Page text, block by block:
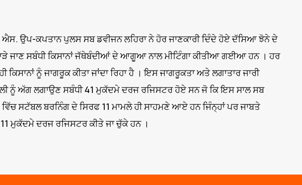
ਉਪ-ਕਪਤਾਨ ਪੁਲਸ ਸਬ ਡਵੀਜਨ ਲਹਿਰਾ ਨੇ ਹੋਰ ਜਾਣਕਾਰੀ ਦਿੰਦੇ ਹੋਏ ਦੱਸਿਆ ਝੋਨੇ ਦੇ
ਜਾਣ ਸਬੰਧੀ ਕਿਸਾਨਾਂ ਜੱਥੇਬੰਦੀਆਂ ਦੇ ਆਗੂਆ ਨਾਲ ਮੀਟਿੰਗਾ ਕੀਤੀਆ ਗਈਆ ਹਨ । ਹਰ
ਕਿਸਾਨਾਂ ਨੂੰ ਜਾਗਰੂਕ ਕੀਤਾ ਜਾਂਦਾ ਰਿਹਾ ਹੈ । ਇਸ ਜਾਗਰੂਕਤਾ ਅਤੇ ਲਗਾਤਾਰ ਜਾਰੀ
ਨੂੰ ਅੱਗ ਲਗਾਉਣ ਸਬੰਧੀ 41 ਮੁਕੱਦਮੇ ਦਰਜ ਰਜਿਸਟਰ ਹੋਏ ਸਨ ਜੋ ਕਿ ਇਸ ਸਾਲ ਸਬ
ਵਿੱਚ ਸਟੱਬਲ ਬਰਨਿੰਗ ਦੇ ਸਿਰਫ 11 ਮਾਮਲੇ ਹੀ ਸਾਹਮਣੇ ਆਏ ਹਨ ਜਿੰਨ੍ਹਾਂ ਪਰ ਜਾਬਤੇ
ਮੁਕੱਦਮੇ ਦਰਜ ਰਜਿਸਟਰ ਕੀਤੇ ਜਾ ਚੁੱਕੇ ਹਨ ।